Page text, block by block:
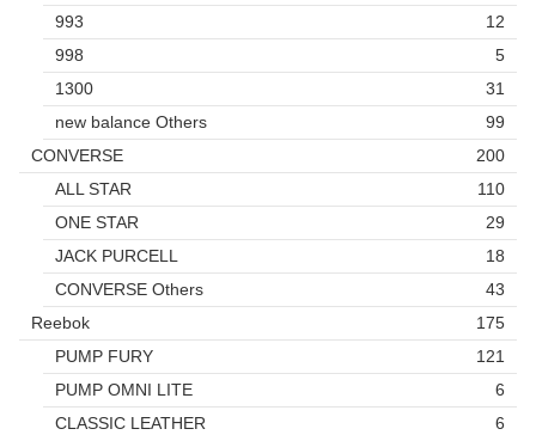
993
12
998
5
1300
31
new balance Others
99
CONVERSE
200
ALL STAR
110
ONE STAR
29
JACK PURCELL
18
CONVERSE Others
43
Reebok
175
PUMP FURY
121
PUMP OMNI LITE
6
CLASSIC LEATHER
6